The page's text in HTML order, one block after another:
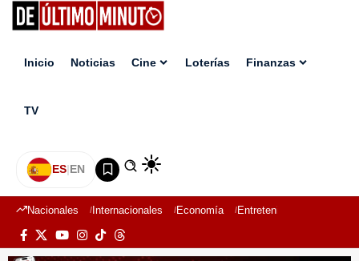
Inicio Noticias Cine Loterías Finanzas
TV
ES|EN
Nacionales Internacionales Economía Entretenimiento